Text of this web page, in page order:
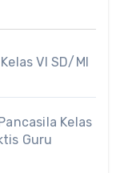
VI SD/MI
Kelas
Guru